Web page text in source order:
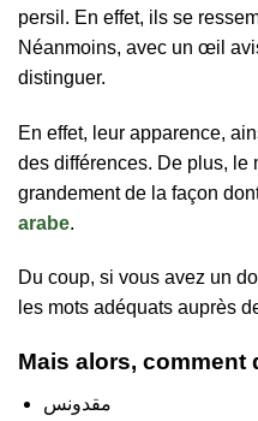
persil. En effet, ils se
Néanmoins, avec un œil
distinguer.
En effet, leur apparence,
des différences. De plus, le
grandement de la façon
arabe.
Du coup, si vous avez un
les mots adéquats auprès
Mais alors, comment
مقدونس